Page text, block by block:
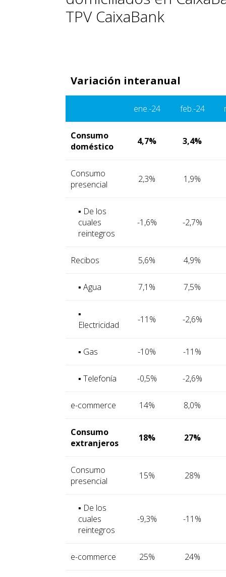
TPV CaixaBank
Variación interanual
ene.-24 feb.-24
Consumo
doméstico
4,7% 3,4%
Consumo
presencial
2,3% 1,9%
▪ De los
cuales
reintegros
-1,6% -2,7%
Recibos 5,6% 4,9%
▪ Agua 7,1% 7,5%
▪
Electricidad
-11% -2,6%
▪ Gas -10% -11%
▪ Telefonía -0,5% -2,6%
e-commerce 14% 8,0%
Consumo
extranjeros
18% 27%
Consumo
presencial
15% 28%
▪ De los
cuales
reintegros
-9,3% -11%
e-commerce 25% 24%